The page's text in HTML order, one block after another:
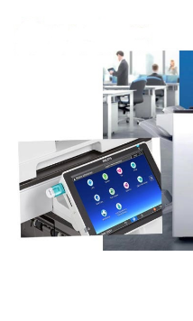
Máy Photocopy Ricoh MP